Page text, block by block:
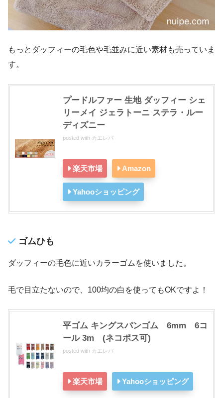
もっとダッフィーの毛色や毛並みに近い素材も売っていま
す。
プードルファー 生地 ダッフィー シェ
リーメイ ジェラトーニ ステラ・ルー
ディズニー
posted with カエレバ
楽天市場 Amazon
Yahooショッピング
ゴムひも
ダッフィーの毛色に近いカラーゴムを使いました。
毛で目立たないので、100均の白を使ってもOKですよ！
平ゴム キングスパンゴム 6mm 6コ
ール 3m (ネコポス可)
posted with カエレバ
楽天市場 Yahooショッピング